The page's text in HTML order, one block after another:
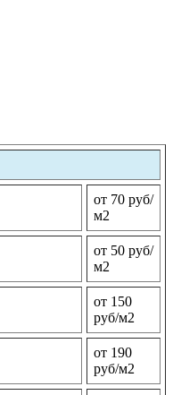
от 70 руб/
м2
от 50 руб/
м2
от 150
руб/м2
от 190
руб/м2